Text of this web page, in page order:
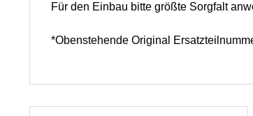
Für den Einbau bitte größte Sorgfalt
*Obenstehende Original